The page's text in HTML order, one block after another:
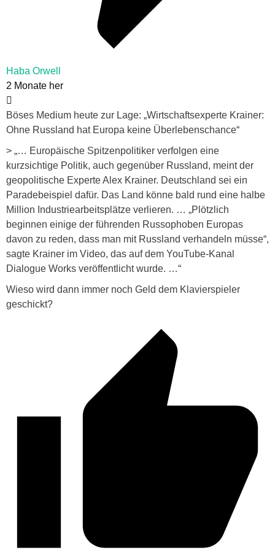
Haba Orwell
2 Monate her
Böses Medium heute zur Lage: „Wirtschaftsexperte Krainer:
Ohne Russland hat Europa keine Überlebenschance“
> „… Europäische Spitzenpolitiker verfolgen eine
kurzsichtige Politik, auch gegenüber Russland, meint der
geopolitische Experte Alex Krainer. Deutschland sei ein
Paradebeispiel dafür. Das Land könne bald rund eine halbe
Million Industriearbeitsplätze verlieren. … „Plötzlich
beginnen einige der führenden Russophoben Europas
davon zu reden, dass man mit Russland verhandeln müsse“,
sagte Krainer im Video, das auf dem YouTube-Kanal
Dialogue Works veröffentlicht wurde. …“
Wieso wird dann immer noch Geld dem Klavierspieler
geschickt?